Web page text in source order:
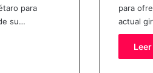
para
su…
para
actual